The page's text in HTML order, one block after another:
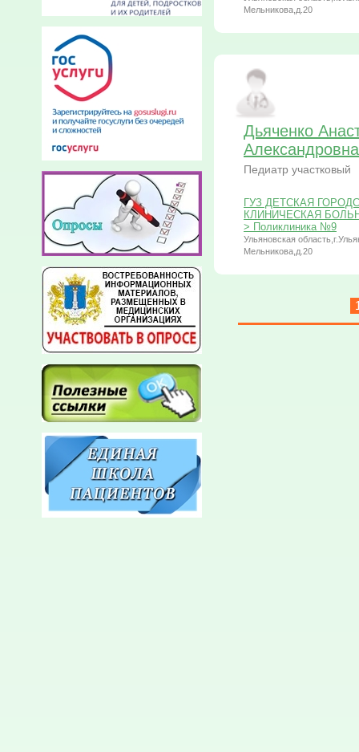
Мельникова,д.20
Дьяченко
Александровна
Педиатр участковый
ГУЗ ДЕТСКАЯ
КЛИНИЧЕСКАЯ
> Поликлиника №9
Ульяновская
Мельникова,д.20